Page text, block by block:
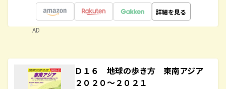
詳細を見る
AD
Ｄ１６ 地球の歩き方 東南アジア
２０２０～２０２１